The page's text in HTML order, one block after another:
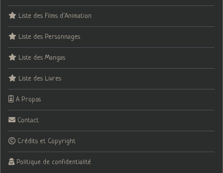
Liste des Films d’Animation
Liste des Personnages
Liste des Mangas
Liste des Livres
A Propos
Contact
Crédits et Copyright
Politique de confidentialité